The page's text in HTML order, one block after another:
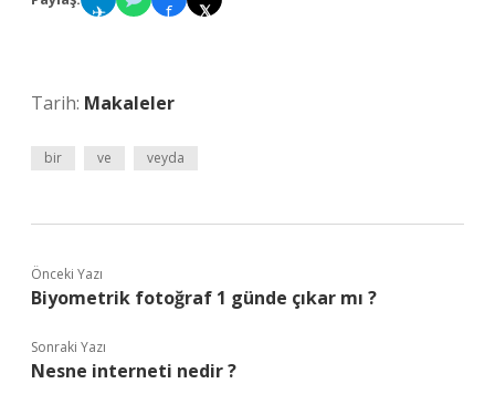
✈ f 𝕏
Tarih: Makaleler
bir ve veyda
Önceki Yazı
Biyometrik fotoğraf 1 günde çıkar mı ?
Sonraki Yazı
Nesne interneti nedir ?